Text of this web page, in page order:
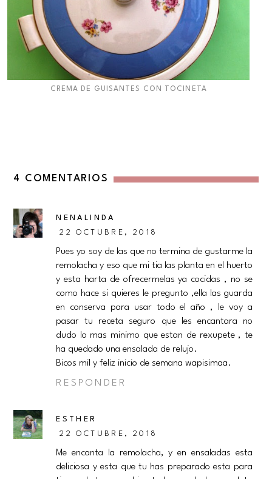
CREMA DE GUISANTES CON TOCINETA
4 COMENTARIOS
NENALINDA
22 OCTUBRE, 2018
Pues yo soy de las que no termina de gustarme la
remolacha y eso que mi tia las planta en el huerto
y esta harta de ofrecermelas ya cocidas , no se
como hace si quieres le pregunto ,ella las guarda
en conserva para usar todo el año , le voy a
pasar tu receta seguro que les encantara no
dudo lo mas minimo que estan de rexupete , te
ha quedado una ensalada de relujo.
Bicos mil y feliz inicio de semana wapisimaa.
RESPONDER
ESTHER
22 OCTUBRE, 2018
Me encanta la remolacha, y en ensaladas esta
deliciosa y esta que tu has preparado esta para